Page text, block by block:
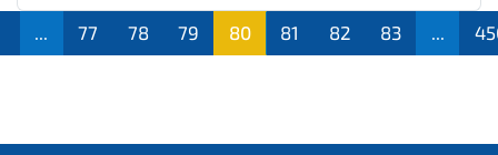
... 77 78 79
80
81 82 83 ...